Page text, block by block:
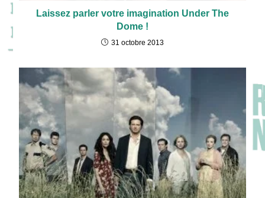
Laissez parler votre imagination Under The
Dome !
31 octobre 2013